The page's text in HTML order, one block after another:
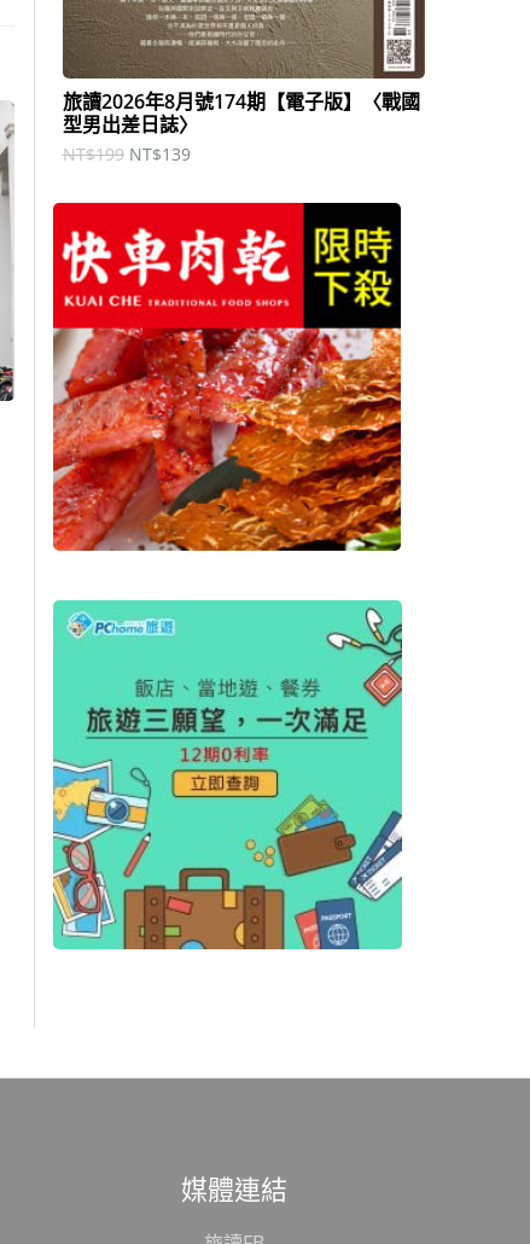
旅讀2026年8月號174期【電子版】〈戰國
型男出差日誌〉
NT$199 NT$139
媒體連結